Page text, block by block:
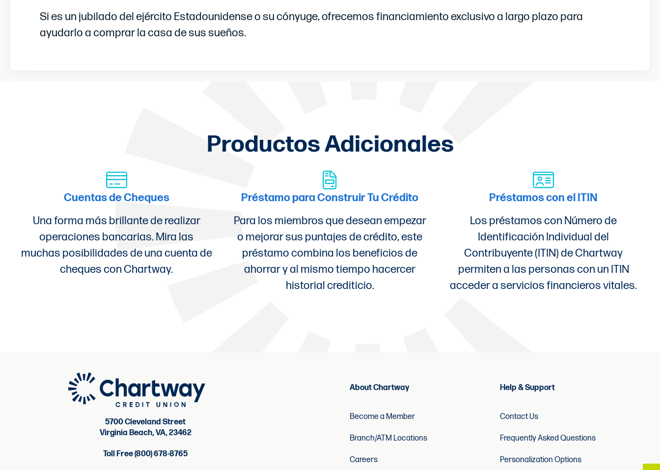
Si es un jubilado del ejército Estadounidense o su cónyuge, ofrecemos financiamiento exclusivo a largo plazo para
ayudarlo a comprar la casa de sus sueños.
Productos Adicionales
Cuentas de Cheques
Una forma más brillante de realizar
operaciones bancarias. Mira las
muchas posibilidades de una cuenta de
cheques con Chartway.
Préstamo para Construir Tu Crédito
Para los miembros que desean empezar
o mejorar sus puntajes de crédito, este
préstamo combina los beneficios de
ahorrar y al mismo tiempo hacercer
historial crediticio.
Préstamos con el ITIN
Los préstamos con Número de
Identificación Individual del
Contribuyente (ITIN) de Chartway
permiten a las personas con un ITIN
acceder a servicios financieros vitales.
5700 Cleveland Street
Virginia Beach, VA, 23462
Toll Free (800) 678-8765
About Chartway
Become a Member
Branch/ATM Locations
Careers
Help & Support
Contact Us
Frequently Asked Questions
Personalization Options